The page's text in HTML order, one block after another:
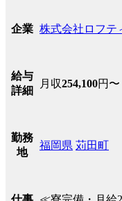
企業 株式会社ロフテ
給与
詳細
月収254,100円〜
勤務
地
福岡県 苅田町